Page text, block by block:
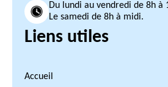
Du lundi au vendredi de 8h à
Le samedi de 8h à midi.
Liens utiles
Accueil